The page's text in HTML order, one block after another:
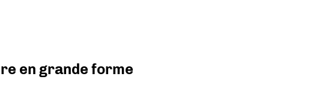
en grande forme